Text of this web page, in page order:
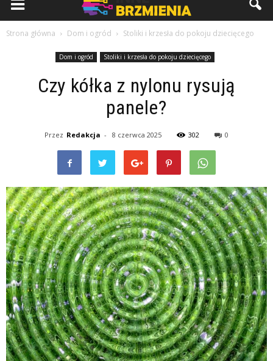
Strona główna Dom i ogród Stoliki i krzesła do pokoju dziecięcego
Dom i ogród Stoliki i krzesła do pokoju dziecięcego
Czy kółka z nylonu rysują
panele?
Przez Redakcja - 8 czerwca 2025 302 0